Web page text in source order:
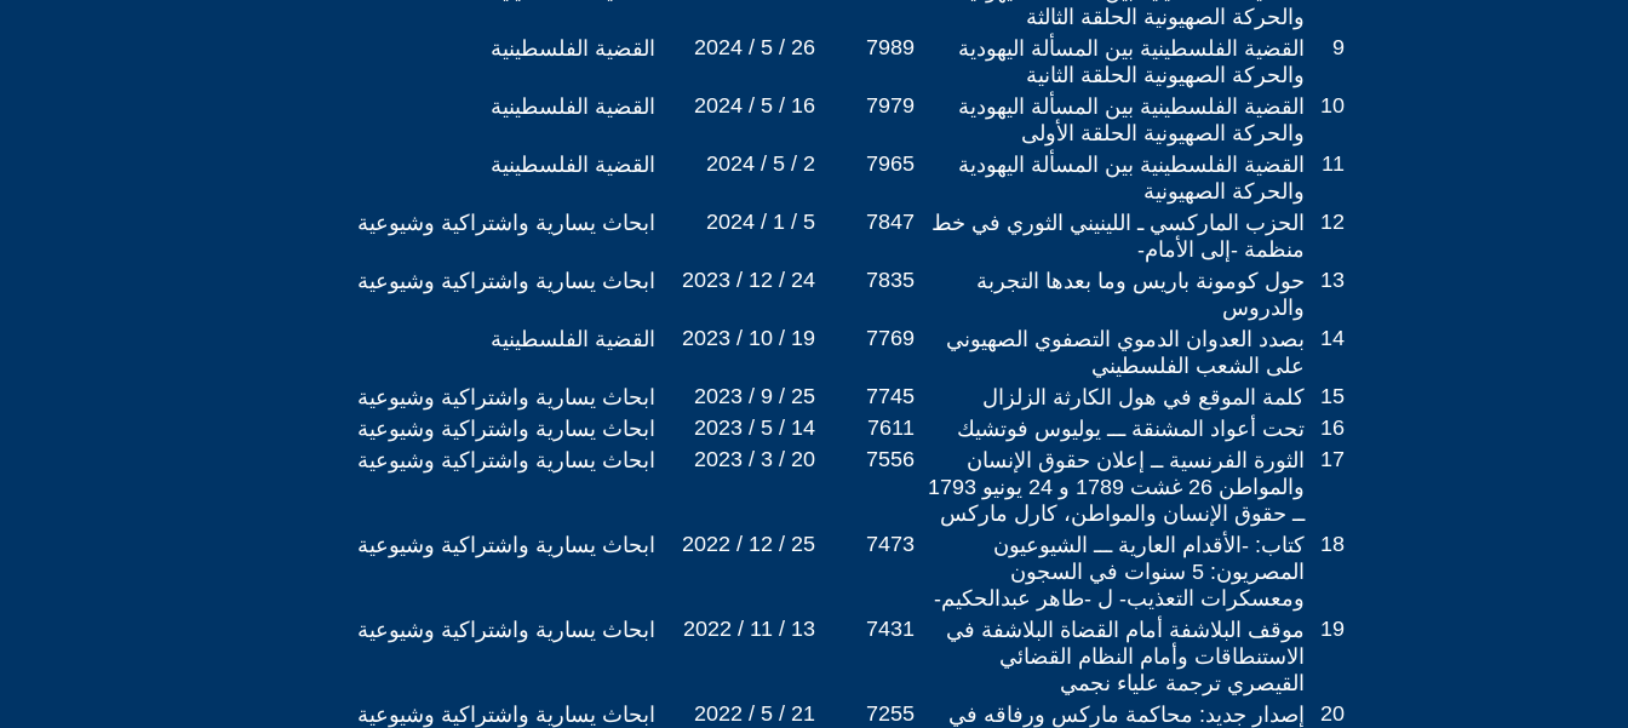
والحركة الصهيونية الحلقة الثالثة
القضية الفلسطينية 2024 / 5 / 26 7989
القضية الفلسطينية بين المسألة اليهودية
والحركة الصهيونية الحلقة الثانية
9
القضية الفلسطينية 2024 / 5 / 16 7979
القضية الفلسطينية بين المسألة اليهودية
والحركة الصهيونية الحلقة الأولى
10
القضية الفلسطينية 2024 / 5 / 2 7965
القضية الفلسطينية بين المسألة اليهودية
والحركة الصهيونية
11
ابحاث يسارية واشتراكية وشيوعية 2024 / 1 / 5 7847
الحزب الماركسي ـ اللينيني الثوري في خط
منظمة -إلى الأمام-
12
ابحاث يسارية واشتراكية وشيوعية 2023 / 12 / 24 7835
حول كومونة باريس وما بعدها التجربة
والدروس
13
القضية الفلسطينية 2023 / 10 / 19 7769
بصدد العدوان الدموي التصفوي الصهيوني
على الشعب الفلسطيني
14
ابحاث يسارية واشتراكية وشيوعية 2023 / 9 / 25 7745 كلمة الموقع في هول الكارثة الزلزال
15
ابحاث يسارية واشتراكية وشيوعية
2023 / 5 / 14 7611 تحت أعواد المشنقة ـــ يوليوس فوتشيك
16
ابحاث يسارية واشتراكية وشيوعية
2023 / 3 / 20 7556
الثورة الفرنسية ــ إعلان حقوق الإنسان
والمواطن 26 غشت 1789 و 24 يونيو 1793
ــ حقوق الإنسان والمواطن، كارل ماركس
17
ابحاث يسارية واشتراكية وشيوعية 2022 / 12 / 25 7473
كتاب: -الأقدام العارية ـــ الشيوعيون
المصريون: 5 سنوات في السجون
ومعسكرات التعذيب- ل -طاهر عبدالحكيم-
18
ابحاث يسارية واشتراكية وشيوعية 2022 / 11 / 13 7431
موقف البلاشفة أمام القضاة البلاشفة في
الاستنطاقات وأمام النظام القضائي
القيصري ترجمة علياء نجمي
19
ابحاث يسارية واشتراكية وشيوعية 2022 / 5 / 21 7255
إصدار جديد: محاكمة ماركس ورفاقه في
20